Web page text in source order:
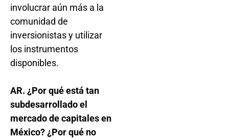
involucrar aún más a la
comunidad de
inversionistas y utilizar
los instrumentos
disponibles.
AR. ¿Por qué está tan
subdesarrollado el
mercado de capitales en
México? ¿Por qué no